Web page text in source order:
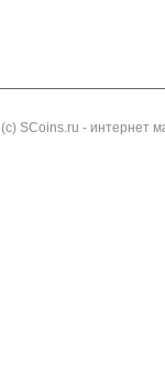
(с) SCoins.ru - интернет